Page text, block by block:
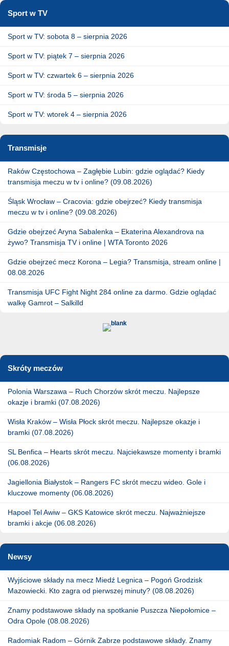
Sport w TV
Sport w TV: sobota 8 – sierpnia 2026
Sport w TV: piątek 7 – sierpnia 2026
Sport w TV: czwartek 6 – sierpnia 2026
Sport w TV: środa 5 – sierpnia 2026
Sport w TV: wtorek 4 – sierpnia 2026
Transmisje
Raków Częstochowa – Zagłębie Lubin: gdzie oglądać? Kiedy
transmisja meczu w tv i online? (09.08.2026)
Śląsk Wrocław – Cracovia: gdzie obejrzeć? Kiedy transmisja
meczu w tv i online? (09.08.2026)
Gdzie obejrzeć Aryna Sabalenka – Ekaterina Alexandrova na
żywo? Transmisja TV i online | WTA Toronto 2026
Gdzie obejrzeć mecz Korona – Legia? Transmisja, stream online |
08.08.2026
Transmisja UFC Fight Night 284 online za darmo. Gdzie oglądać
walkę Gamrot – Salkilld
Skróty meczów
Polonia Warszawa – Ruch Chorzów skrót meczu. Najlepsze
okazje i bramki (07.08.2026)
Wisła Kraków – Wisła Płock skrót meczu. Najlepsze okazje i
bramki (07.08.2026)
SL Benfica – Hearts skrót meczu. Najciekawsze momenty i bramki
(06.08.2026)
Jagiellonia Białystok – Rangers FC skrót meczu wideo. Gole i
kluczowe momenty (06.08.2026)
Hapoel Tel Awiw – GKS Katowice skrót meczu. Najważniejsze
bramki i akcje (06.08.2026)
Newsy
Wyjściowe składy na mecz Miedź Legnica – Pogoń Grodzisk
Mazowiecki. Kto zagra od pierwszej minuty? (08.08.2026)
Znamy podstawowe składy na spotkanie Puszcza Niepołomice –
Odra Opole (08.08.2026)
Radomiak Radom – Górnik Zabrze podstawowe składy. Znamy